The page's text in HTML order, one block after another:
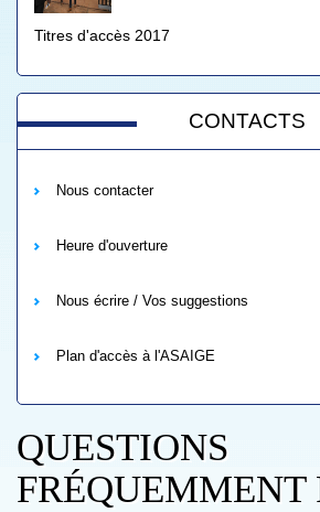
Titres d'accès 2017
CONTACTS
Nous contacter
Heure d'ouverture
Nous écrire / Vos suggestions
Plan d'accès à l'ASAIGE
QUESTIONS
FRÉQUEMMENT